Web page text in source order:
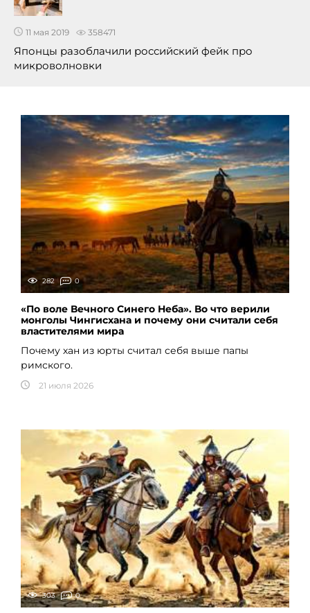
11 мая 2019 358471
Японцы разоблачили российский фейк про
микроволновки
282 0
«По воле Вечного Синего Неба». Во что верили
монголы Чингисхана и почему они считали себя
властителями мира
Почему хан из юрты считал себя выше папы
римского.
21 июля 2026
303 0